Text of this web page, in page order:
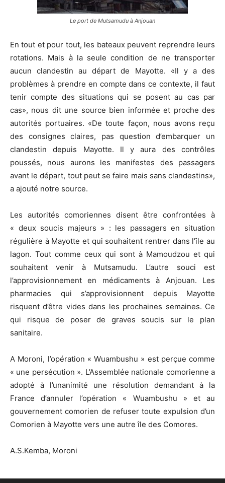
Le port de Mutsamudu à Anjouan
En tout et pour tout, les bateaux peuvent reprendre leurs
rotations. Mais à la seule condition de ne transporter
aucun clandestin au départ de Mayotte. «Il y a des
problèmes à prendre en compte dans ce contexte, il faut
tenir compte des situations qui se posent au cas par
cas», nous dit une source bien informée et proche des
autorités portuaires. «De toute façon, nous avons reçu
des consignes claires, pas question d’embarquer un
clandestin depuis Mayotte. Il y aura des contrôles
poussés, nous aurons les manifestes des passagers
avant le départ, tout peut se faire mais sans clandestins»,
a ajouté notre source.
Les autorités comoriennes disent être confrontées à
« deux soucis majeurs » : les passagers en situation
régulière à Mayotte et qui souhaitent rentrer dans l’île au
lagon. Tout comme ceux qui sont à Mamoudzou et qui
souhaitent venir à Mutsamudu. L’autre souci est
l’approvisionnement en médicaments à Anjouan. Les
pharmacies qui s’approvisionnent depuis Mayotte
risquent d’être vides dans les prochaines semaines. Ce
qui risque de poser de graves soucis sur le plan
sanitaire.
A Moroni, l’opération « Wuambushu » est perçue comme
« une persécution ». L’Assemblée nationale comorienne a
adopté à l’unanimité une résolution demandant à la
France d’annuler l’opération « Wuambushu » et au
gouvernement comorien de refuser toute expulsion d’un
Comorien à Mayotte vers une autre île des Comores.
A.S.Kemba, Moroni